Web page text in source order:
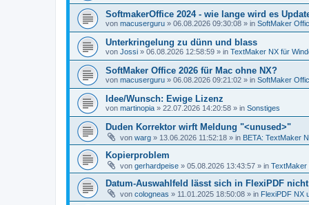
SoftmakerOffice 2024 - wie lange wird es
von macuserguru » 06.08.2026 09:30:08 » in SoftMaker
Unterkringelung zu dünn und blass
von Jossi » 06.08.2026 12:58:59 » in TextMaker NX für
SoftMaker Office 2026 für Mac ohne NX?
von macuserguru » 06.08.2026 09:21:02 » in SoftMaker
Idee/Wunsch: Ewige Lizenz
von martinopia » 22.07.2026 14:20:58 » in Sonstiges
Duden Korrektor wirft Meldung "<unused>"
von warg » 13.06.2026 11:52:18 » in BETA: TextMaker
Kopierproblem
von gerhardpeise » 05.08.2026 13:43:57 » in TextMaker
Datum-Auswahlfeld lässt sich in FlexiPDF
von cologneas » 11.01.2025 18:50:08 » in FlexiPDF NX